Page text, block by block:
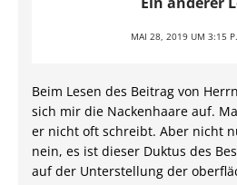
MAI 28, 2019 UM 3:15
Beim Lesen des Beitrag von
sich mir die Nackenhaare auf.
er nicht oft schreibt. Aber nicht
nein, es ist dieser Duktus des
auf der Unterstellung der